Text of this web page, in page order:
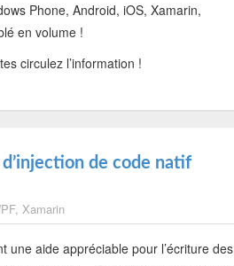
Phone, Android, iOS, Xamarin,
en volume !
circulez l’information !
de code natif
, Xamarin
une aide appréciable pour l’écriture des